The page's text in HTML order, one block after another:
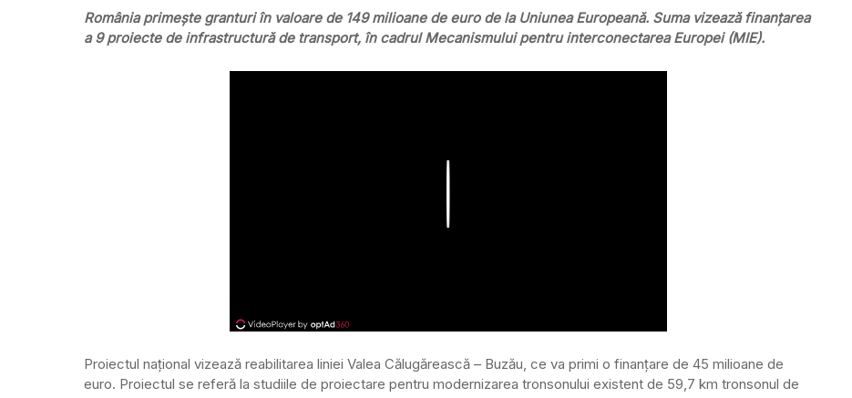
România primește granturi în valoare de 149 milioane de euro de la Uniunea Europeană. Suma vizează finanțarea
a 9 proiecte de infrastructură de transport, în cadrul Mecanismului pentru interconectarea Europei (MIE).
Proiectul național vizează reabilitarea liniei Valea Călugărească – Buzău, ce va primi o finanțare de 45 milioane de
euro. Proiectul se referă la studiile de proiectare pentru modernizarea tronsonului existent de 59,7 km tronsonul de